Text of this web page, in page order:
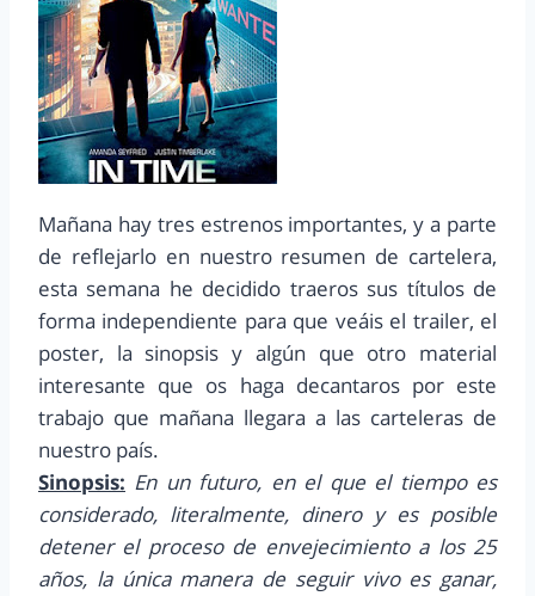
Mañana hay tres estrenos importantes, y a parte
de reflejarlo en nuestro resumen de cartelera,
esta semana he decidido traeros sus títulos de
forma independiente para que veáis el trailer, el
poster, la sinopsis y algún que otro material
interesante que os haga decantaros por este
trabajo que mañana llegara a las carteleras de
nuestro país.
Sinopsis: En un futuro, en el que el tiempo es
considerado, literalmente, dinero y es posible
detener el proceso de envejecimiento a los 25
años, la única manera de seguir vivo es ganar,